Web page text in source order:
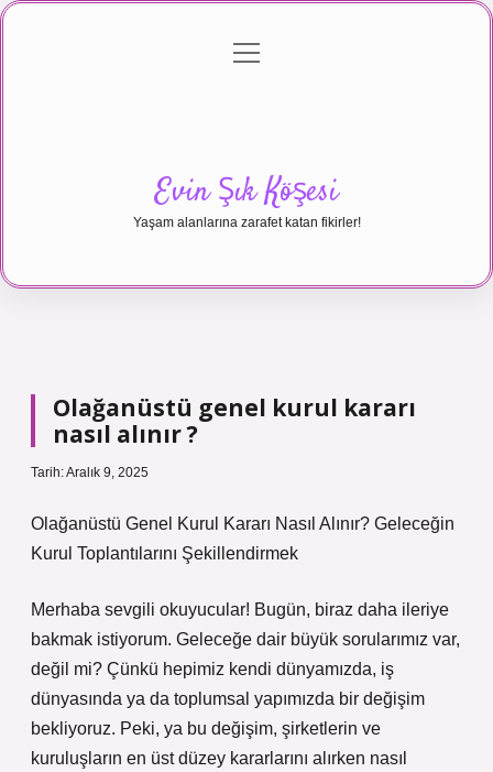
Gizlilik Politikası
menüyü
Evin Şık Köşesi
Yaşam alanlarına zarafet katan fikirler!
Olağanüstü genel kurul kararı
nasıl alınır ?
Tarih: Aralık 9, 2025
Olağanüstü Genel Kurul Kararı Nasıl Alınır? Geleceğin
Kurul Toplantılarını Şekillendirmek
Merhaba sevgili okuyucular! Bugün, biraz daha ileriye
bakmak istiyorum. Geleceğe dair büyük sorularımız var,
değil mi? Çünkü hepimiz kendi dünyamızda, iş
dünyasında ya da toplumsal yapımızda bir değişim
bekliyoruz. Peki, ya bu değişim, şirketlerin ve
kuruluşların en üst düzey kararlarını alırken nasıl